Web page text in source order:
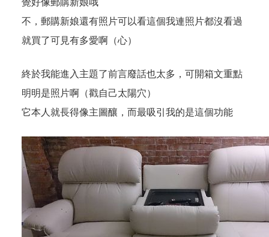
不，郵購新娘還有照片可以看這個我連照片都沒看過
就買了可見有多愛啊（心）
終於我能進入主題了前言廢話也太多，可開箱文重點
明明是照片啊（戳自己太陽穴）
它本人就長得像主圖釀，而最吸引我的是這個功能